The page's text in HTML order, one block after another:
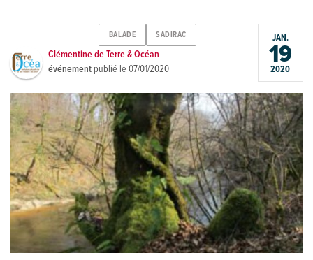
BALADE SADIRAC
Clémentine de Terre & Océan
événement publié le07/01/2020
JAN.
19
2020